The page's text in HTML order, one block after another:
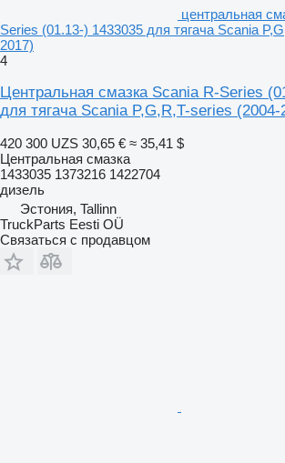
центральная
Series (01.13-) 1433035 для тягача Scania
2017)
4
Центральная смазка Scania R-Series
для тягача Scania P,G,R,T-series (2004-
420 300 UZS 30,65 € ≈ 35,41 $
Центральная смазка
1433035 1373216 1422704
дизель
Эстония, Tallinn
TruckParts Eesti OÜ
Связаться с продавцом